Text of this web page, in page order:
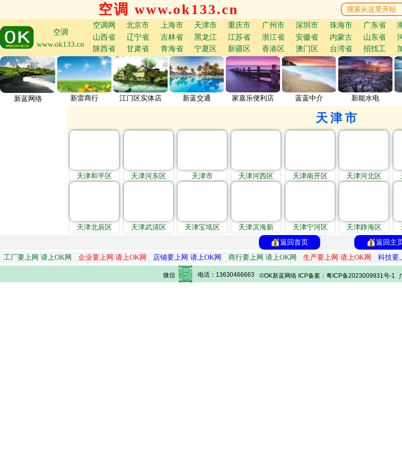
空调 www.ok133.cn
空调
www.ok133.cn
空调网 北京市 上海市 天津市 重庆市 广州市 深圳市 珠海市 广东省
山西省
辽宁省 吉林省 黑龙江 江苏省 浙江省 安徽省 内蒙古 山东省
陕西省
甘肃省 青海省 宁夏区 新疆区 香港区 澳门区 台湾省 招找工
新蓝网络 新雷商行 江门区实体店 新蓝交通 家嘉乐便利店 蓝蓝中介 新能水电
天津市
天津和平区 天津河东区 天津市 天津河西区 天津南开区 天津河北区
天津北辰区 天津武清区 天津宝坻区 天津滨海新 天津宁河区 天津静海区
返回首页
返回主
工厂要上网 请上OK网
企业要上网 请上OK网 店铺要上网 请上OK网 商行要上网 请上OK网 生产要上网 请上OK网 科技要
微信 电话：13630466663 ©OK新蓝网络 ICP备案：粤ICP备2023009931号-1